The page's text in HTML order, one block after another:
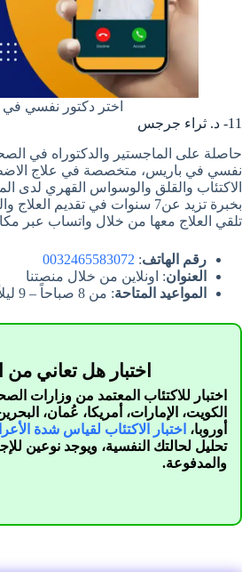
اختر دكتور نفسي في
11- د. ثراء جرجس
حاصلة على الماجستير والدكتوراه في
نفسي في باريس، متخصصة في علاج
الاكتئاب والقلق والوسواس القهري لدى
بخبرة تزيد عن7 سنوات في تقديم
تلقي العلاج معها من خلال واتساب عبر
رقم الهاتف:
0032465583072
العنوان: اونلاين من خلال منصتنا
المواعيد المتاحة: من 8 صباحاً – 9 ليلاً
اختبار هل تعاني من
اختبار للاكتئاب المعتمد من وزارات
الكويت، الإمارات، أمريكا، عُمان،
أوروبا، اختبار الاكتئاب لقياس شدة
تحليل لحالتك النفسية، ويوجد نوعين
والمدفوعة.